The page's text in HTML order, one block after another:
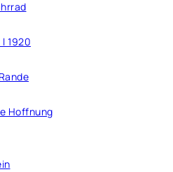
1920
Hoffnung